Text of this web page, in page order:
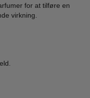
for at tilføre en
virkning.